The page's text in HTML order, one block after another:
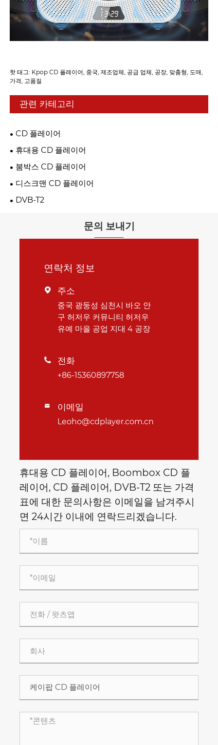
핫 태그: Kpop CD 플레이어, 중국, 제조업체, 공급 업체, 공장, 맞춤형, 도매,
가격, 고품질
관련 카테고리
CD 플레이어
휴대용 CD 플레이어
붐박스 CD 플레이어
디스크맨 CD 플레이어
DVB-T2
문의 보내기
연락처 정보
 주소
중국 광둥성 심천시 바오 안
구 허저우 커뮤니티 허저우
유예 마을 공업 지대 4 공장
 전화
+86-15360897758
 이메일
Leoho@cdplayer.com.cn
휴대용 CD 플레이어, Boombox CD 플
레이어, CD 플레이어, DVB-T2 또는 가격
표에 대한 문의사항은 이메일을 남겨주시
면 24시간 이내에 연락드리겠습니다.